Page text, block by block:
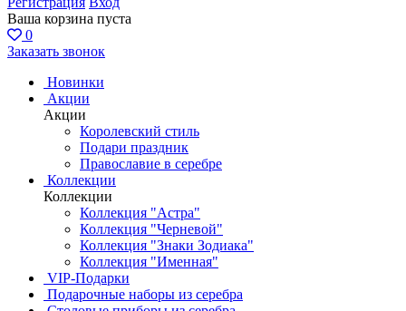
Ваша корзина пуста
0
Заказать звонок
Новинки
Акции
Акции
Королевский стиль
Подари праздник
Православие в серебре
Коллекции
Коллекции
Коллекция "Астра"
Коллекция "Черневой"
Коллекция "Знаки Зодиака"
Коллекция "Именная"
VIP-Подарки
Подарочные наборы из серебра